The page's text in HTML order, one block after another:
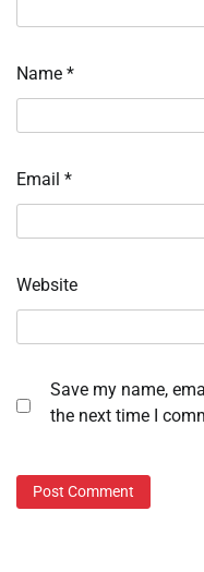
Name *
Email *
Website
Save my name,
the next time I